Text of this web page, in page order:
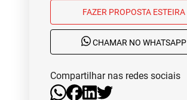
FAZER PROPOSTA ESTEIRA
CHAMAR NO WHATSAPP
Compartilhar nas redes sociais